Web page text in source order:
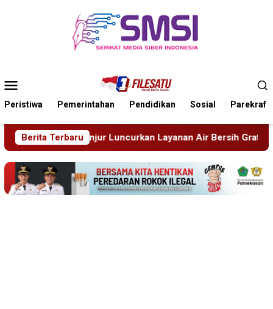
Mobile
Peristiwa Pemerintahan Pendidikan Sosial Parekraf
Berita Terbaru
Layanan Air Bersih Gratis Atasi Krisis Kemarau